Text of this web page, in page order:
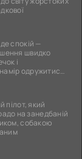
спокій —
швидко
і
одружитися,
пілот, який
на занедбаній
собакою